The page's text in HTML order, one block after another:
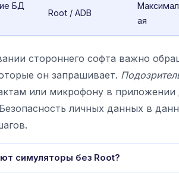
БД
Root / ADB
ая
стороннего софта важно
он запрашивает.
или микрофону в
личных данных в
симуляторы без Root?